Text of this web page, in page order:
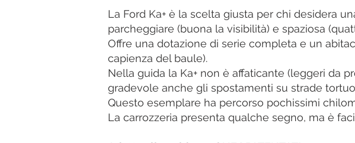
La Ford Ka+ è la scelta giusta per chi desidera
parcheggiare (buona la visibilità) e spaziosa
Offre una dotazione di serie completa e un
capienza del baule).
Nella guida la Ka+ non è affaticante (leggeri da
gradevole anche gli spostamenti su strade
Questo esemplare ha percorso pochissimi
La carrozzeria presenta qualche segno, ma è